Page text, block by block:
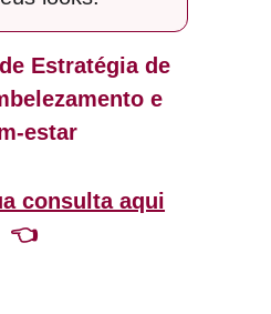
Estratégia de
e
estar
consulta aqui
👈